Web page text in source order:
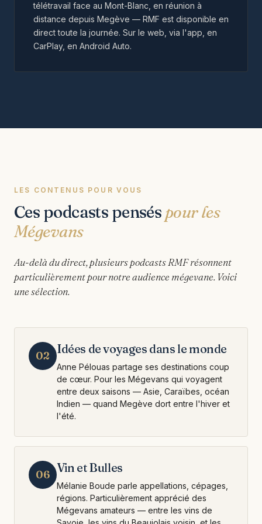
télétravail face au Mont-Blanc, en réunion à
distance depuis Megève — RMF est disponible en
direct toute la journée. Sur le web, via l'app, en
CarPlay, en Android Auto.
LES CONTENUS POUR VOUS
Ces podcasts pensés pour les
Mégevans
Au-delà du direct, plusieurs podcasts RMF résonnent
particulièrement pour notre audience mégevane. Voici
une sélection.
02 Idées de voyages dans le monde
Anne Pélouas partage ses destinations coup
de cœur. Pour les Mégevans qui voyagent
entre deux saisons — Asie, Caraïbes, océan
Indien — quand Megève dort entre l'hiver et
l'été.
06 Vin et Bulles
Mélanie Boude parle appellations, cépages,
régions. Particulièrement apprécié des
Mégevans amateurs — entre les vins de